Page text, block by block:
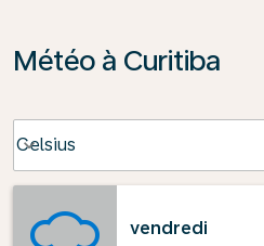
Météo à Curitiba
Celsius
keyboard_arrow_down
vendredi